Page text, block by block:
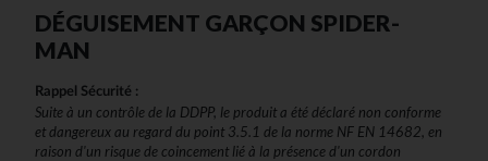
DÉGUISEMENT GARÇON SPIDER-
MAN
Rappel Sécurité :
Suite à un contrôle de la DDPP, le produit a été déclaré non conforme
et dangereux au regard du point 3.5.1 de la norme NF EN 14682, en
raison d'un risque de coincement lié à la présence d'un cordon